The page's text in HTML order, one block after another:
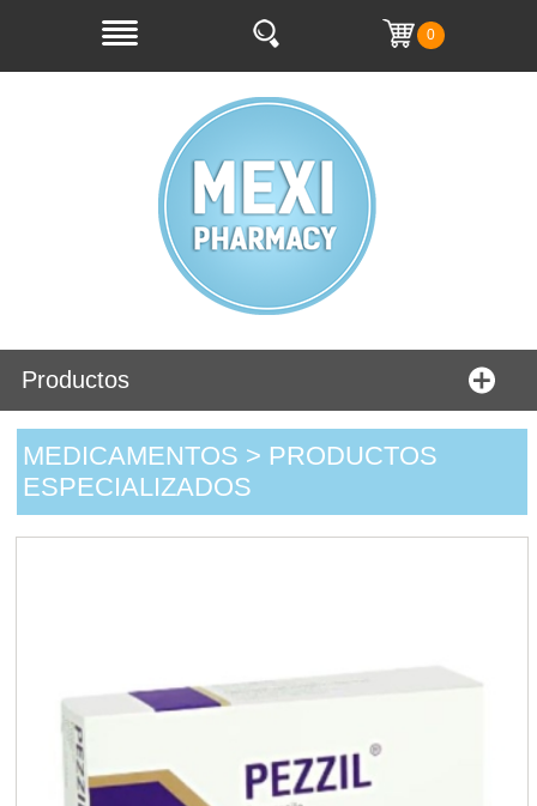
0
Productos
MEDICAMENTOS > PRODUCTOS
ESPECIALIZADOS